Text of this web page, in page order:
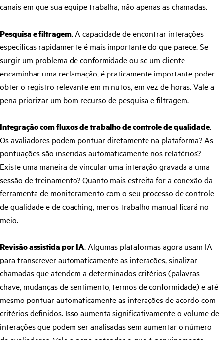
canais em que sua equipe trabalha, não apenas as chamadas.
Pesquisa e filtragem. A capacidade de encontrar interações
específicas rapidamente é mais importante do que parece. Se
surgir um problema de conformidade ou se um cliente
encaminhar uma reclamação, é praticamente importante poder
obter o registro relevante em minutos, em vez de horas. Vale a
pena priorizar um bom recurso de pesquisa e filtragem.
Integração com fluxos de trabalho de controle de qualidade.
Os avaliadores podem pontuar diretamente na plataforma? As
pontuações são inseridas automaticamente nos relatórios?
Existe uma maneira de vincular uma interação gravada a uma
sessão de treinamento? Quanto mais estreita for a conexão da
ferramenta de monitoramento com o seu processo de controle
de qualidade e de coaching, menos trabalho manual ficará no
meio.
Revisão assistida por IA. Algumas plataformas agora usam IA
para transcrever automaticamente as interações, sinalizar
chamadas que atendem a determinados critérios (palavras-
chave, mudanças de sentimento, termos de conformidade) e até
mesmo pontuar automaticamente as interações de acordo com
critérios definidos. Isso aumenta significativamente o volume de
interações que podem ser analisadas sem aumentar o número